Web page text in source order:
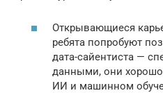
Открывающиеся
ребята попробуют
дата-сайентиста —
данными, они
ИИ и машинном